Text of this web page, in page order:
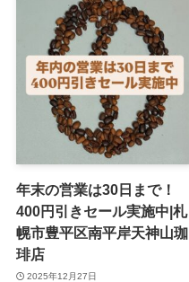
年末の営業は30日まで！
400円引きセール実施中|札
幌市豊平区南平岸天神山珈
琲店
2025年12月27日